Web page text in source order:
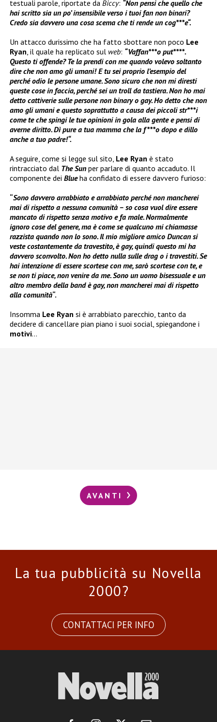
testuali parole, riportate da Biccy: “Non pensi che quello che
hai scritto sia un po’ insensibile verso i tuoi fan non binari?
Credo sia davvero una cosa scema che ti rende un cog***e“.
Un attacco durissimo che ha fatto sbottare non poco Lee
Ryan, il quale ha replicato sul web: “Vaffan***o put****.
Questo ti offende? Te la prendi con me quando volevo soltanto
dire che non amo gli umani! E tu sei proprio l’esempio del
perché odio le persone umane. Sono sicuro che non mi diresti
queste cose in faccia, perché sei un troll da tastiera. Non ho mai
detto cattiverie sulle persone non binary o gay. Ho detto che non
amo gli umani e questo soprattutto a causa dei piccoli str***i
come te che spingi le tue opinioni in gola alla gente e pensi di
averne diritto. Dì pure a tua mamma che la f***o dopo e dillo
anche a tuo padre!“.
A seguire, come si legge sul sito, Lee Ryan è stato
rintracciato dal The Sun per parlare di quanto accaduto. Il
componente dei Blueha confidato di essere davvero furioso:
“Sono davvero arrabbiato e arrabbiato perché non mancherei
mai di rispetto a nessuna comunità – so cosa vuol dire essere
mancato di rispetto senza motivo e fa male. Normalmente
ignoro cose del genere, ma è come se qualcuno mi chiamasse
razzista quando non lo sono. Il mio migliore amico Duncan si
veste costantemente da travestito, è gay, quindi questo mi ha
davvero sconvolto. Non ho detto nulla sulle drag o i travestiti. Se
hai intenzione di essere scortese con me, sarò scortese con te, e
se non ti piace, non venire da me. Sono un uomo bisessuale e un
altro membro della band è gay, non mancherei mai di rispetto
alla comunità“.
Insomma Lee Ryan si è arrabbiato parecchio, tanto da
decidere di cancellare pian piano i suoi social, spiegandone i
motivi…
AVANTI
La tua pubblicità su Novella
2000?
CONTATTACI PER INFO